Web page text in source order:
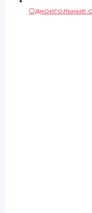
Одноигольные